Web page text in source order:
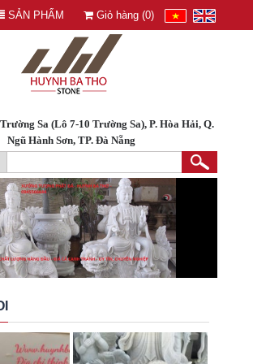
Giỏ hàng (0)
Sa (Lô 7-10 Trường Sa), P. Hòa Hải, Q.
Ngũ Hành Sơn, TP. Đà Nẵng
SẢN PHẨM